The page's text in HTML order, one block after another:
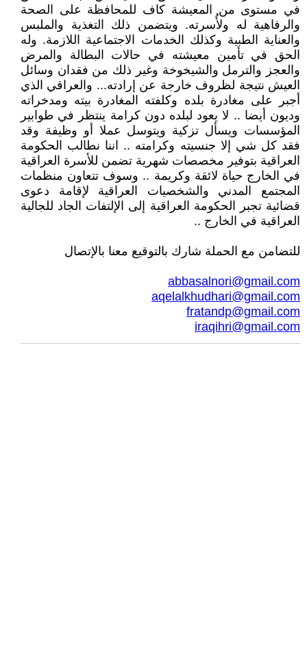
في مستوى من المعيشة كاف للمحافظة على الصحة
والرفاهية له ولأُسرته. ويتضمن ذلك التغذية والملبس
والعناية الطبية وكذلك الخدمات الاجتماعية اللازمة. وله
الحق في تأمين معيشته في حالات البطالة والمرض
والعجز والترمل والشيخوخة وغير ذلك من فقدان وسائل
العيش نتيجة لظروف خارجة عن إرادته... والعراقي الذي
أجبر على مغادرة بلده وكلفته المغادرة بيته ومدخراته
وديون أيضا .. لا يعود لبلده دون كرامة ينتظر في طوابير
المؤسسات ويسأل تزكية ويتوسل عملا أو وظيفة وقد
فقد كل شي إلا جنسيته وكرامته .. اننا نطالب الحكومة
العراقية بتوفير مخصصات شهرية تضمن للأسرة العراقية
في الخارج حياة لائقة وكريمة .. وسوف تتعاون منظمات
المجتمع المدني والشخصيات العراقية لإقامة دعوى
قضائية تجبر الحكومة العراقية إلى الإلتفات الجاد للجالية
العراقية في الخارج ..
للتضامن مع الحملة شارك بالتوقيع معنا بالإتصال
abbasalnori@gmail.com
aqelalkhudhari@gmail.com
fratandp@gmail.com
iraqihri@gmail.com